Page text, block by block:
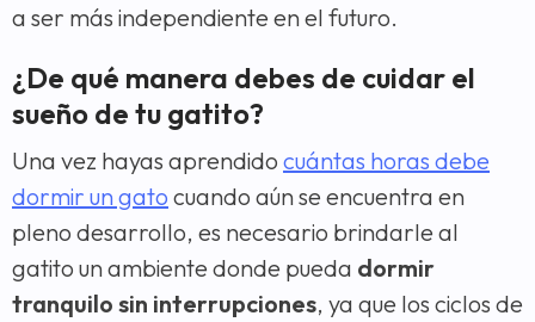
a ser más independiente en el futuro.
¿De qué manera debes de cuidar el
sueño de tu gatito?
Una vez hayas aprendido cuántas horas debe
dormir un gato cuando aún se encuentra en
pleno desarrollo, es necesario brindarle al
gatito un ambiente donde pueda dormir
tranquilo sin interrupciones, ya que los ciclos de